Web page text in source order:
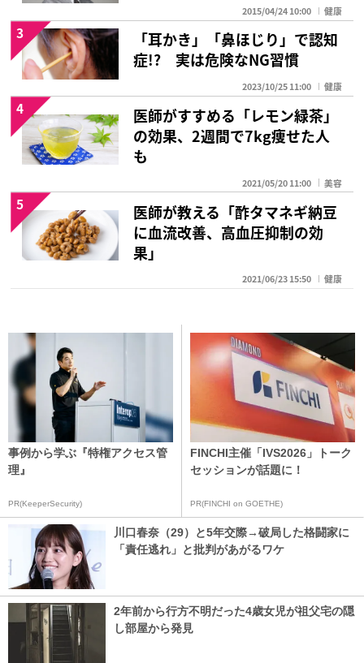
2015/04/24 10:00 健康
「耳かき」「鼻ほじり」で認知
症!? 実は危険なNG習慣
2023/10/25 11:00 健康
3
医師がすすめる「レモン緑茶」
の効果、2週間で7kg痩せた人
も
2021/05/20 11:00 美容
4
医師が教える「酢タマネギ納豆
に血流改善、高血圧抑制の効
果」
2021/06/23 15:50 健康
5
事例から学ぶ『特権アクセス管
理』
PR(KeeperSecurity)
FINCHI主催「IVS2026」トーク
セッションが話題に！
PR(FINCHI on GOETHE)
川口春奈（29）と5年交際→破局した格闘家に
「責任逃れ」と批判があがるワケ
2年前から行方不明だった4歳女児が祖父宅の隠
し部屋から発見